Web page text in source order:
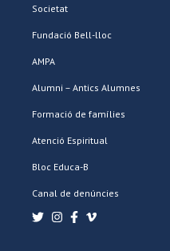
Societat
Fundació Bell-lloc
AMPA
Alumni – Antics Alumnes
Formació de famílies
Atenció Espiritual
Bloc Educa-B
Canal de denúncies